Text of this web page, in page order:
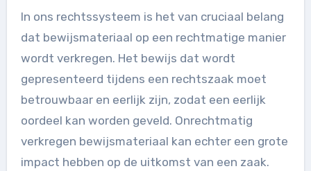
In ons rechtssysteem is het van cruciaal belang
dat bewijsmateriaal op een rechtmatige manier
wordt verkregen. Het bewijs dat wordt
gepresenteerd tijdens een rechtszaak moet
betrouwbaar en eerlijk zijn, zodat een eerlijk
oordeel kan worden geveld. Onrechtmatig
verkregen bewijsmateriaal kan echter een grote
impact hebben op de uitkomst van een zaak.